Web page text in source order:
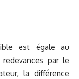
est égale au
par le
la différence